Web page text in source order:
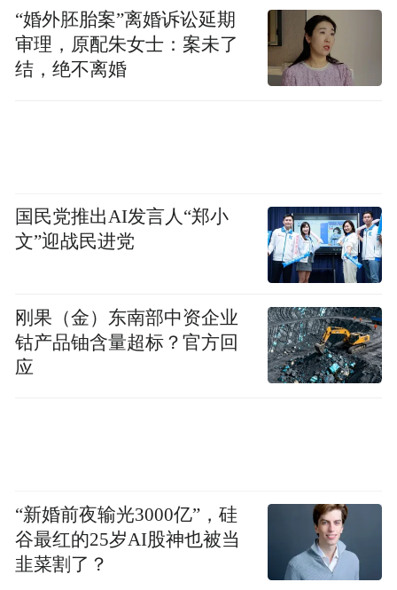
布，本平台仅提供信息存储空间服务。
Notice: The content above (including the videos,
pictures and audios if any) is uploaded and posted
by the user of Dafeng Hao, which is a social media
platform and merely provides information storage
“婚外胚胎案”离婚诉讼延期
审理，原配朱女士：案未了
结，绝不离婚
国民党推出AI发言人“郑小
文”迎战民进党
刚果（金）东南部中资企业
钴产品铀含量超标？官方回
应
“新婚前夜输光3000亿”，硅
谷最红的25岁AI股神也被当
韭菜割了？